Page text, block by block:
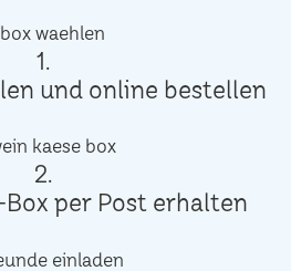
1.
und online bestellen
2.
per Post erhalten